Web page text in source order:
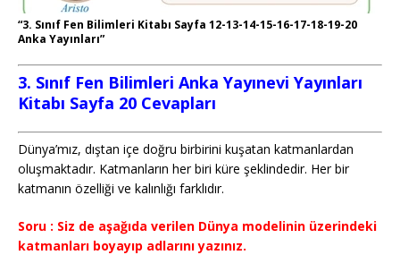
“3. Sınıf Fen Bilimleri Kitabı Sayfa 12-13-14-15-16-17-18-19-20
Anka Yayınları”
3. Sınıf Fen Bilimleri Anka Yayınevi Yayınları
Kitabı Sayfa 20 Cevapları
Dünya’mız, dıştan içe doğru birbirini kuşatan katmanlardan
oluşmaktadır. Katmanların her biri küre şeklindedir. Her bir
katmanın özelliği ve kalınlığı farklıdır.
Soru : Siz de aşağıda verilen Dünya modelinin üzerindeki
katmanları boyayıp adlarını yazınız.